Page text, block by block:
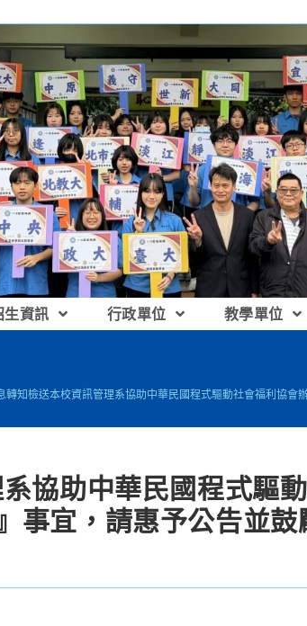
生資訊 行政單位 教學單位
轉知檢送本校資訊管理系協助中華民國程式驅動社會福利協會
協助中華民國程式驅
事宜，請惠予公告並